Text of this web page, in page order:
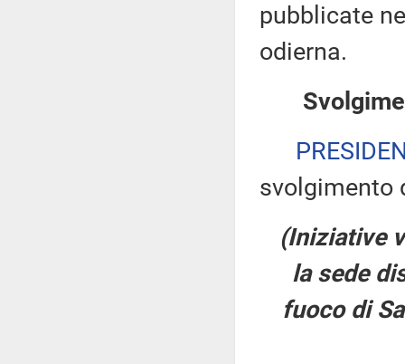
pubblicate
odierna.
svolgimento
(Iniziative
la sede
fuoco di